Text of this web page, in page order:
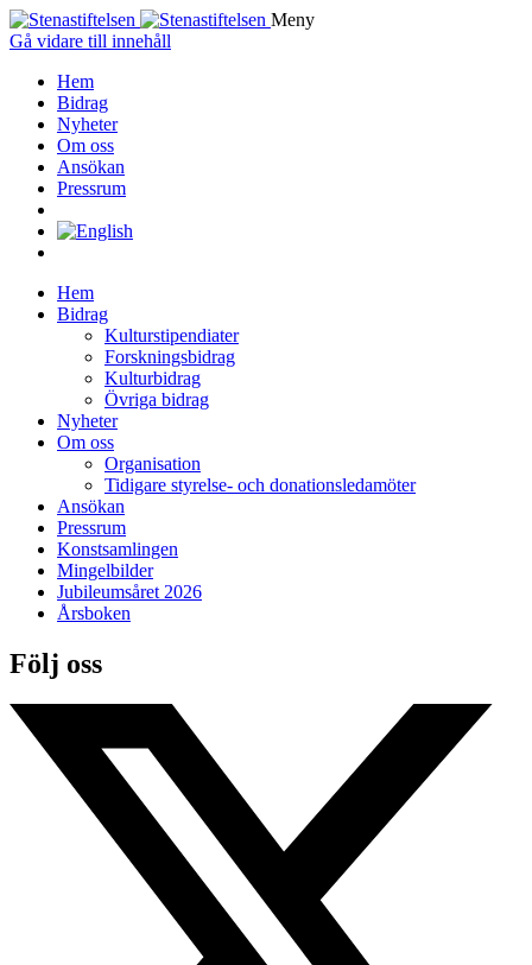
Meny
Gå vidare till innehåll
Hem
Bidrag
Nyheter
Om oss
Ansökan
Pressrum
Hem
Bidrag
Kulturstipendiater
Forskningsbidrag
Kulturbidrag
Övriga bidrag
Nyheter
Om oss
Organisation
Tidigare styrelse- och donationsledamöter
Ansökan
Pressrum
Konstsamlingen
Mingelbilder
Jubileumsåret 2026
Årsboken
Följ oss